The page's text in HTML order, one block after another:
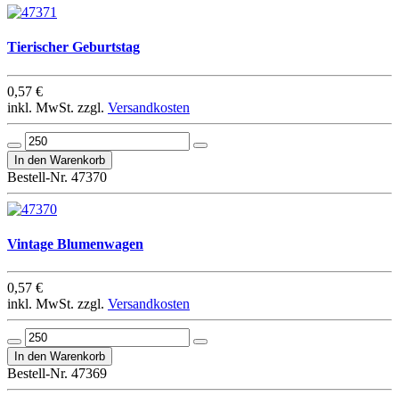
Tierischer Geburtstag
0,57 €
inkl. MwSt. zzgl. Versandkosten
Bestell-Nr. 47370
Vintage Blumenwagen
0,57 €
inkl. MwSt. zzgl. Versandkosten
Bestell-Nr. 47369